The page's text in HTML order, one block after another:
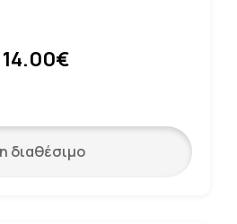
14.00€
διαθέσιμο